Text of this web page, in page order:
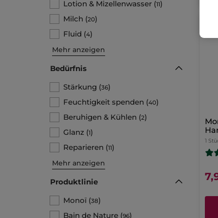
Lotion & Mizellenwasser (11)
Milch (20)
Fluid (4)
Mehr anzeigen
Bedürfnis
Stärkung (36)
Feuchtigkeit spenden (40)
Beruhigen & Kühlen (2)
Glanz (1)
Reparieren (11)
Mehr anzeigen
Produktlinie
Monoï (38)
Bain de Nature (96)
1